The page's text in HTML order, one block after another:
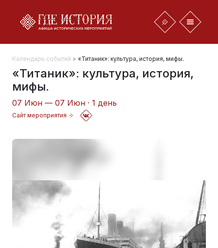
Календарь событий > «Титаник»: культура, история, мифы.
«Титаник»: культура, история,
мифы.
07 Июн — 07 Июн · 1 день
Сайт мероприятия